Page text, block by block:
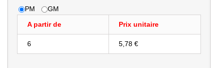
PM
GM
A partir de
Prix unitaire
6 5,78 €